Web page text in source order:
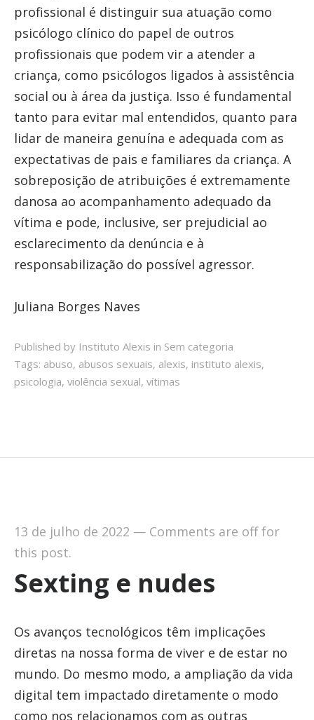
profissional é distinguir sua atuação como
psicólogo clínico do papel de outros
profissionais que podem vir a atender a
criança, como psicólogos ligados à assistência
social ou à área da justiça. Isso é fundamental
tanto para evitar mal entendidos, quanto para
lidar de maneira genuína e adequada com as
expectativas de pais e familiares da criança. A
sobreposição de atribuições é extremamente
danosa ao acompanhamento adequado da
vítima e pode, inclusive, ser prejudicial ao
esclarecimento da denúncia e à
responsabilização do possível agressor.
Juliana Borges Naves
Published by Instituto Alexis in Sem categoria
Tags: abuso, abusos sexuais, alexis, instituto alexis,
psicologia, violência sexual, vítimas
13 de julho de 2022 — Comments are off for
this post.
Sexting e nudes
Os avanços tecnológicos têm implicações
diretas na nossa forma de viver e de estar no
mundo. Do mesmo modo, a ampliação da vida
digital tem impactado diretamente o modo
como nos relacionamos com as outras